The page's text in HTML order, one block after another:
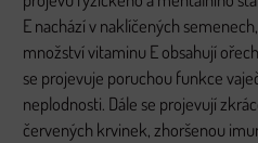
E nachází v naklíčených
množství vitaminu E obsahují
se projevuje poruchou funkce
neplodnosti. Dále se projevují
červených krvinek, zhoršenou